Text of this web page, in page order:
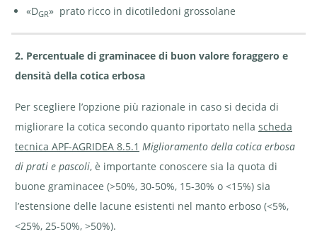
«DGR» prato ricco in dicotiledoni grossolane
2. Percentuale di graminacee di buon valore foraggero e
densità della cotica erbosa
Per scegliere l’opzione più razionale in caso si decida di
migliorare la cotica secondo quanto riportato nella scheda
tecnica APF-AGRIDEA 8.5.1 Miglioramento della cotica erbosa
di prati e pascoli, è importante conoscere sia la quota di
buone graminacee (>50%, 30-50%, 15-30% o <15%) sia
l’estensione delle lacune esistenti nel manto erboso (<5%,
<25%, 25-50%, >50%).